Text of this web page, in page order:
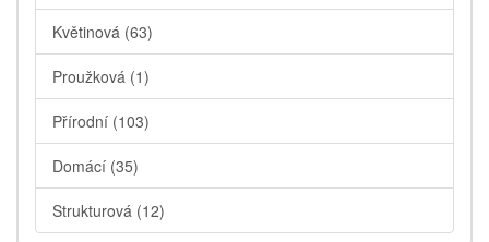
Květinová (63)
Proužková (1)
Přírodní (103)
Domácí (35)
Strukturová (12)